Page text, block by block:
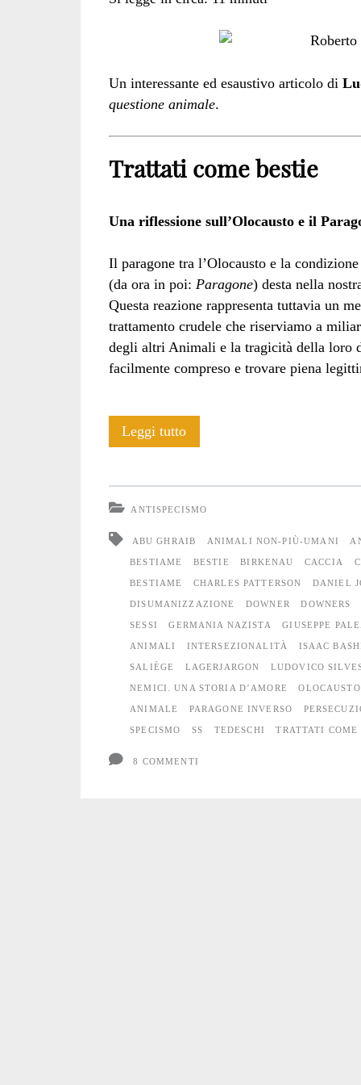
Un interessante ed esaustivo articolo di
questione animale.
Trattati come bestie
Una riflessione sull’Olocausto e il
Il paragone tra l’Olocausto e la
(da ora in poi: Paragone) desta nella
Questa reazione rappresenta tuttavia un
trattamento crudele che riserviamo a
degli altri Animali e la tragicità della loro
facilmente compreso e trovare piena
Leggi tuttoTrattati
ANTISPECISMO
ABU GHRAIB ANIMALI NON-PIÙ-UMANI
BESTIAME BESTIE BIRKENAU CACCIA
BESTIAME CHARLES PATTERSON DANIEL
DISUMANIZZAZIONE DOWNER DOWNERS
SESSI GERMANIA NAZISTA GIUSEPPE
ANIMALI INTERSEZIONALITÀ ISAAC
SALIÈGE LAGERJARGON LUDOVICO
NEMICI. UNA STORIA D’AMORE OLOCAUSTO
ANIMALE PARAGONE INVERSO
SPECISMO SS TEDESCHI TRATTATI COME
8 COMMENTI